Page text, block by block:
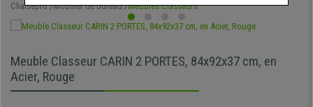
Chaisepro Mobilier de bureau Meubles Classeurs
Meuble Classeur CARIN 2 PORTES, 84x92x37 cm, en
Acier, Rouge